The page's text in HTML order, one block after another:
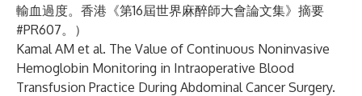
輸血過度。香港《第16屆世界麻醉師大會論文集》摘要
#PR607。）
Kamal AM et al. The Value of Continuous Noninvasive
Hemoglobin Monitoring in Intraoperative Blood
Transfusion Practice During Abdominal Cancer Surgery.